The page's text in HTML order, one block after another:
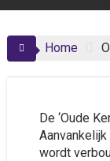
Home
De ‘Oude
wordt